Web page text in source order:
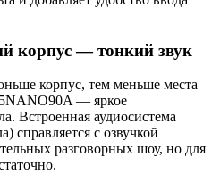
корпус — тонкий звук
корпус, тем меньше места
— яркое
Встроенная аудиосистема
справляется с озвучкой
разговорных шоу, но для